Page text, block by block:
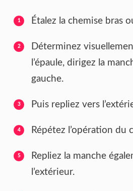
Étalez la chemise bras
Déterminez
l’épaule, dirigez la
gauche.
Puis repliez vers
Répétez l’opération du
Repliez la manche
l’extérieur.